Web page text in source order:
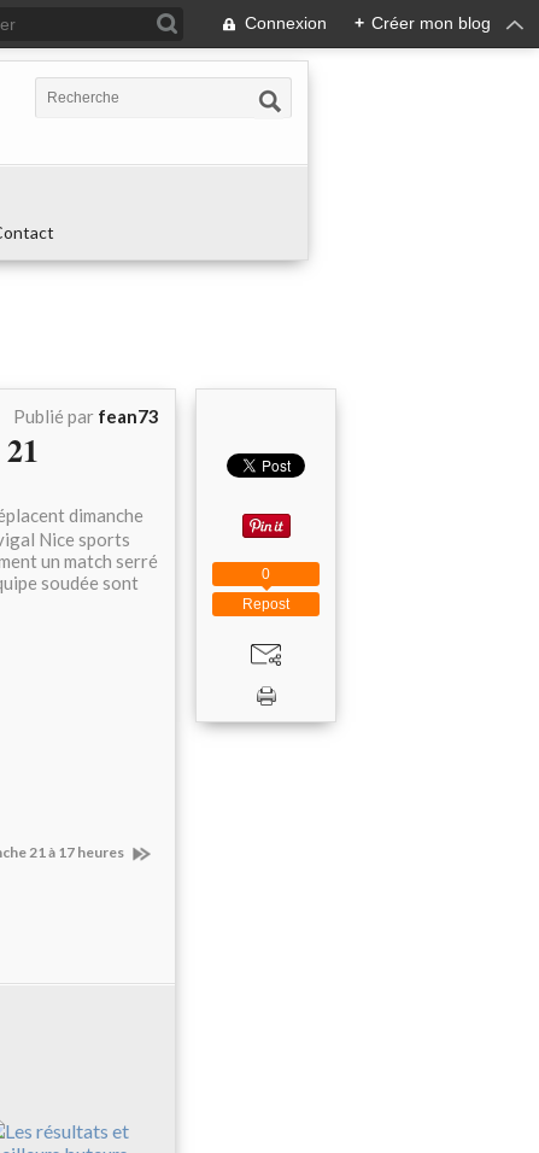
Connexion + Créer mon blog
Publié par fean73
dimanche
Nice sports
un match serré
soudée sont
21 à 17 heures
Repost
0